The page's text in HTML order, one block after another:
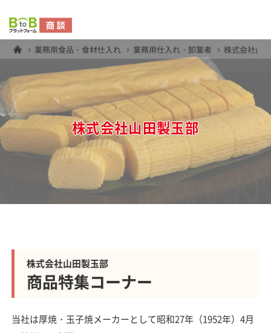
業務用食品・食材仕入れ 業務用仕入れ・卸業者 株式会社山
株式会社山田製玉部
株式会社山田製玉部
商品特集コーナー
当社は厚焼・玉子焼メーカーとして昭和27年（1952年）4月